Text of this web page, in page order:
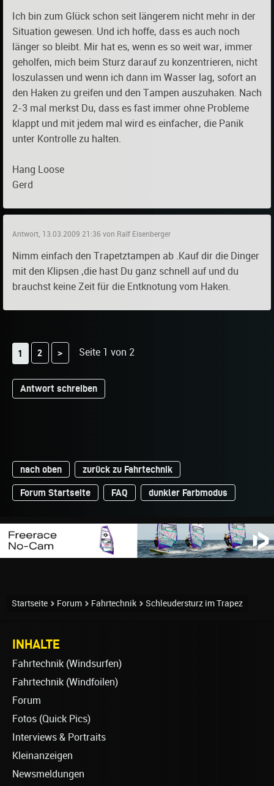
Ich bin zum Glück schon seit längerem nicht mehr in der
Situation gewesen. Und ich hoffe, dass es auch noch
länger so bleibt. Mir hat es, wenn es so weit war, immer
geholfen, mich beim Sturz darauf zu konzentrieren, nicht
loszulassen und wenn ich dann im Wasser lag, sofort an
den Haken zu greifen und den Tampen auszuhaken. Nach
2-3 mal merkst Du, dass es fast immer ohne Probleme
klappt und mit jedem mal wird es einfacher, die Panik
unter Kontrolle zu halten.
Hang Loose
Gerd
Antwort, 13.03.2009 21:36 von Ralf Eisenberger
Nimm einfach den Trapetztampen ab .Kauf dir die Dinger
mit den Klipsen ,die hast Du ganz schnell auf und du
brauchst keine Zeit für die Entknotung vom Haken.
1 2 > Seite 1 von 2
Antwort schreiben
nach oben zurück zu Fahrtechnik
Forum Startseite FAQ dunkler Farbmodus
Startseite Forum Fahrtechnik Schleudersturz im Trapez
INHALTE
Fahrtechnik (Windsurfen)
Fahrtechnik (Windfoilen)
Forum
Fotos (Quick Pics)
Interviews & Portraits
Kleinanzeigen
Newsmeldungen